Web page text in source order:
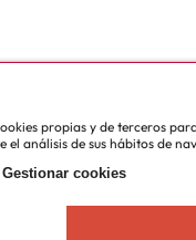
propias y de terceros
el análisis de sus hábitos de
Gestionar cookies